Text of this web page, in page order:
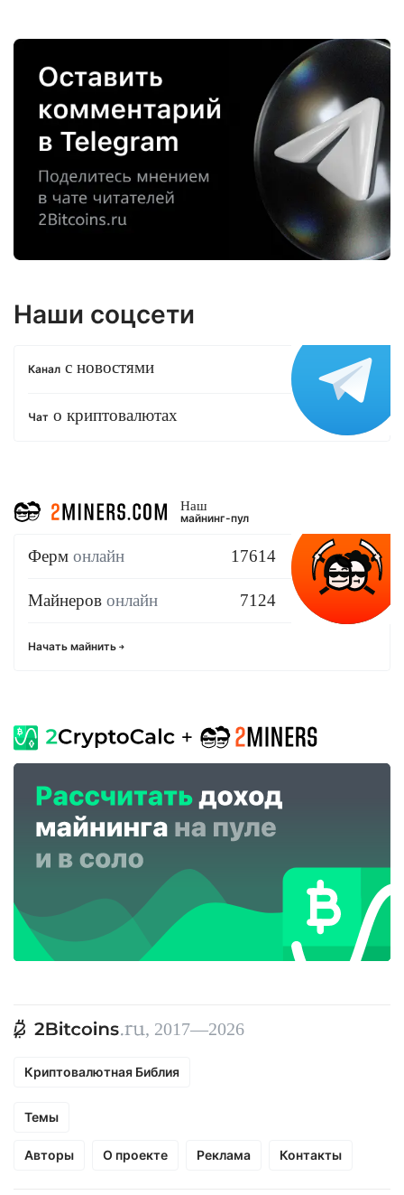
Наши соцсети
Канал с новостями
Чат о криптовалютах
Наш
майнинг-пул
Ферм онлайн 17614
Майнеров онлайн 7124
Начать майнить
, 2017—2026
Криптовалютная Библия
Темы
Авторы О проекте Реклама Контакты